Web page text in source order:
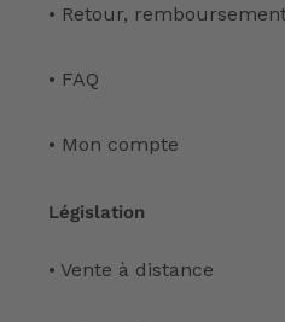
• Retour,
• FAQ
• Mon compte
Législation
• Vente à distance